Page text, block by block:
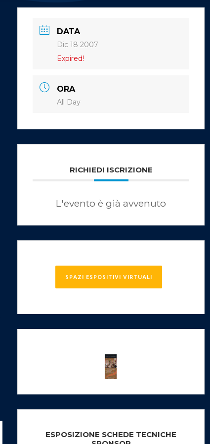
DATA
Dic 18 2007
Expired!
ORA
All Day
RICHIEDI ISCRIZIONE
L'evento è già avvenuto
SPAZI ESPOSITIVI VIRTUALI
ESPOSIZIONE SCHEDE TECNICHE